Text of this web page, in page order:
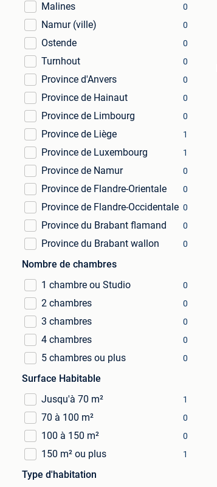
Malines 0
Namur (ville) 0
Ostende 0
Turnhout 0
Province d'Anvers 0
Province de Hainaut 0
Province de Limbourg 0
Province de Liège 1
Province de Luxembourg 1
Province de Namur 0
Province de Flandre-Orientale 0
Province de Flandre-Occidentale 0
Province du Brabant flamand 0
Province du Brabant wallon 0
Nombre de chambres
1 chambre ou Studio
0
2 chambres 0
3 chambres 0
4 chambres 0
5 chambres ou plus 0
Surface Habitable
Jusqu'à 70 m²
1
70 à 100 m² 0
100 à 150 m² 0
150 m² ou plus 1
Type d'habitation